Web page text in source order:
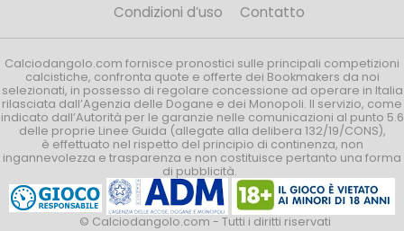
Condizioni d’uso
Contatto
Calciodangolo.com fornisce pronostici sulle principali competizioni
calcistiche, confronta quote e offerte dei Bookmakers da noi
selezionati, in possesso di regolare concessione ad operare in Italia
rilasciata dall’Agenzia delle Dogane e dei Monopoli. Il servizio, come
indicato dall’Autorità per le garanzie nelle comunicazioni al punto 5.6
delle proprie Linee Guida (allegate alla delibera 132/19/CONS),
è effettuato nel rispetto del principio di continenza, non
ingannevolezza e trasparenza e non costituisce pertanto una forma
di pubblicità.
© Calciodangolo.com - Tutti i diritti riservati